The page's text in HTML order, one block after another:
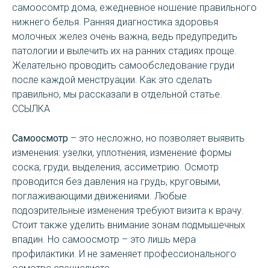
самоосомтр дома, ежедневное ношение правильного
нижнего белья. Ранняя диагностика здоровья
молочных желез очень важна, ведь предупредить
патологии и вылечить их на ранних стадиях проще.
Желательно проводить самообследование груди
после каждой менструации. Как это сделать
правильно, мы рассказали в отдельной статье.
ССЫЛКА
Самоосмотр – это несложно, но позволяет выявить
изменения: узелки, уплотнения, изменение формы
соска, груди, выделения, ассиметрию. Осмотр
проводится без давления на грудь, круговыми,
поглаживающими движениями. Любые
подозрительные изменения требуют визита к врачу.
Стоит также уделить внимание зонам подмышечных
впадин. Но самоосмотр – это лишь мера
профилактики. И не заменяет профессионального